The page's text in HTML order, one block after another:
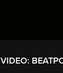
VIDEO: